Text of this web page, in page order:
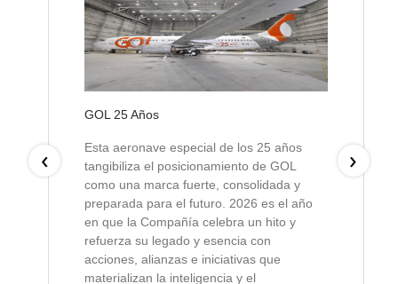
‹
GOL 25 Años
Esta aeronave especial de los 25 años
tangibiliza el posicionamiento de GOL
como una marca fuerte, consolidada y
preparada para el futuro. 2026 es el año
en que la Compañía celebra un hito y
refuerza su legado y esencia con
acciones, alianzas e iniciativas que
materializan la inteligencia y el
›